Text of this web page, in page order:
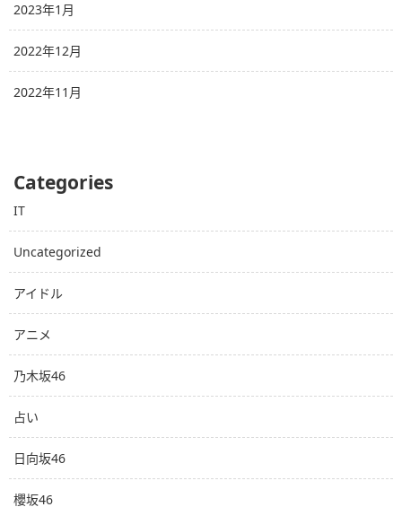
2023年1月
2022年12月
2022年11月
Categories
IT
Uncategorized
アイドル
アニメ
乃木坂46
占い
日向坂46
櫻坂46